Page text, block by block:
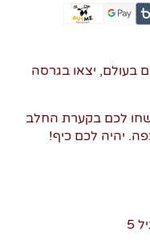
בעולם, יצאו בגרסה
לכם בקערת החלב
יהיה לכם כיף!
5